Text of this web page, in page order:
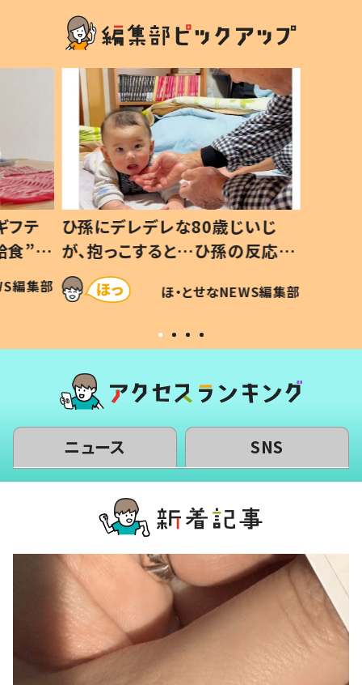
フテ
食”を
の親
編集部
ひ孫にデレデレな80歳じいじ
が、抱っこすると…ひ孫の反応に
「涙が出ました」「可愛くて仕方な
い」
ほ・とせなNEWS編集部
ニュース SNS